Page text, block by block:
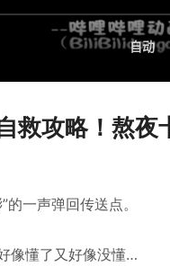
救攻略！熬夜
一声弹回传送点。
像懂了又好像没懂…